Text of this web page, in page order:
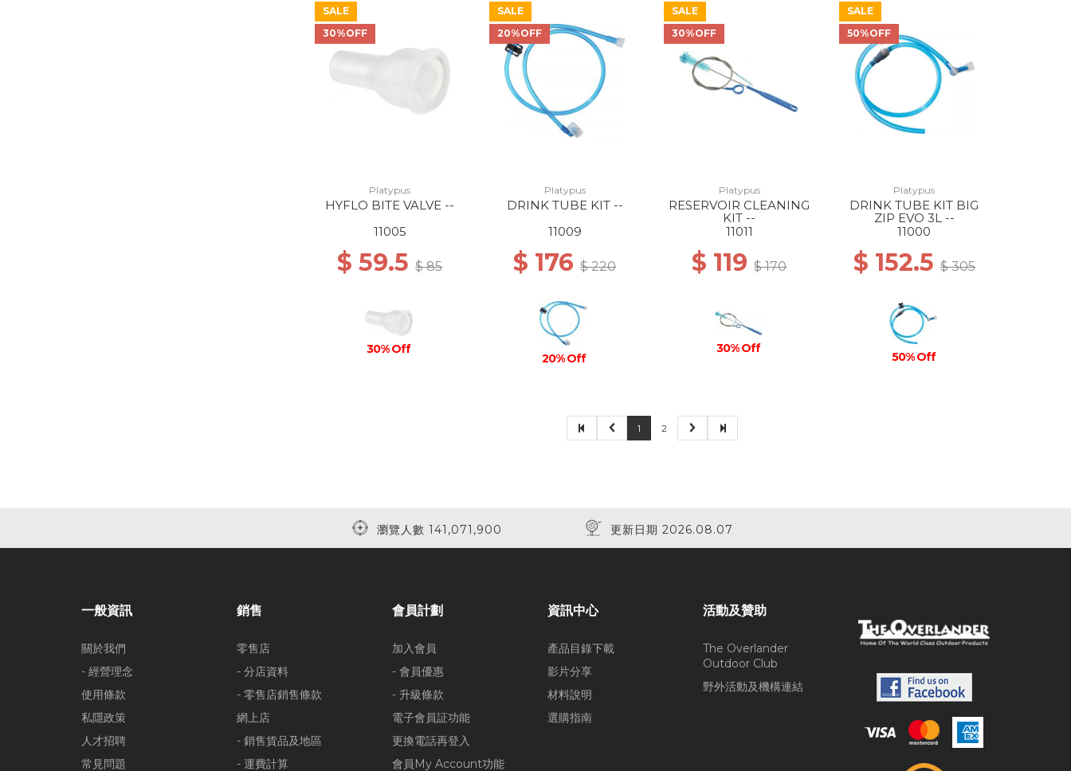
SALE
30%OFF
Platypus
HYFLO BITE VALVE --
11005
$ 59.5$ 85
30% Off
SALE
20%OFF
Platypus
DRINK TUBE KIT --
11009
$ 176$ 220
20% Off
SALE
30%OFF
Platypus
RESERVOIR CLEANING
KIT --
11011
$ 119$ 170
30% Off
SALE
50%OFF
Platypus
DRINK TUBE KIT BIG
ZIP EVO 3L --
11000
$ 152.5 $ 305
50% Off
1 2
瀏覽人數 141,071,900 更新日期 2026.08.07
一般資訊
關於我們
- 經營理念
使用條款
私隱政策
人才招聘
常見問題
銷售
零售店
- 分店資料
- 零售店銷售條款
網上店
- 銷售貨品及地區
- 運費計算
會員計劃
加入會員
- 會員優惠
- 升級條款
電子會員証功能
更換電話再登入
會員My Account功能
資訊中心
產品目錄下載
影片分享
材料說明
選購指南
活動及贊助
The Overlander
Outdoor Club
野外活動及機構連結